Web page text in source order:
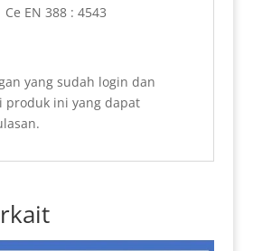
Ce EN 388 : 4543
yang sudah login dan
produk ini yang dapat